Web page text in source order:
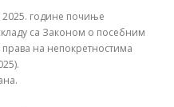
године почиње
са Законом о посебним
на непокретностима